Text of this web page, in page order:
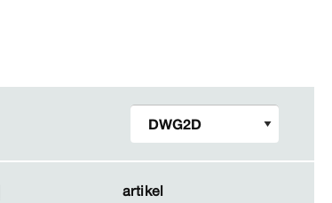
artikel
artikel